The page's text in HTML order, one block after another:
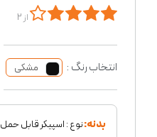
از 2
انتخاب رنگ : مشکی
بدنه:نوع : اسپیکر قابل حمل